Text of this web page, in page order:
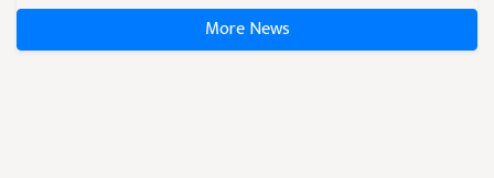
More News